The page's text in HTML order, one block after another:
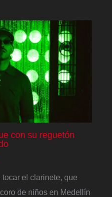
con su reguetón
el clarinete, que
de niños en Medellín